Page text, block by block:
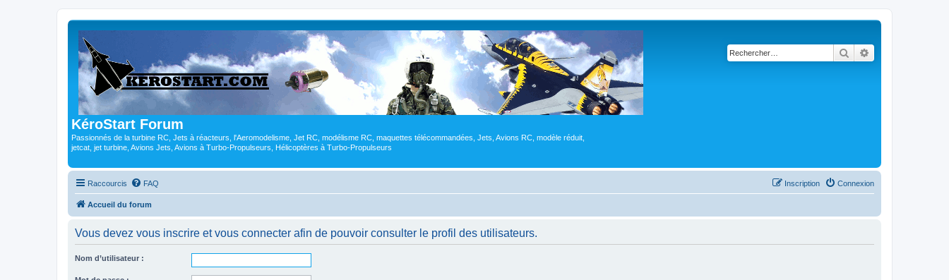
KéroStart Forum
Passionnés de la turbine RC, Jets à réacteurs, l'Aeromodelisme, Jet RC, modélisme RC, maquettes télécommandées, Jets, Avions RC, modèle réduit,
jetcat, jet turbine, Avions Jets, Avions à Turbo-Propulseurs, Hélicoptères à Turbo-Propulseurs
Rechercher
Raccourcis FAQ Connexion
Inscription
Accueil du forum
Vous devez vous inscrire et vous connecter afin de pouvoir consulter le profil des utilisateurs.
Nom d’utilisateur :